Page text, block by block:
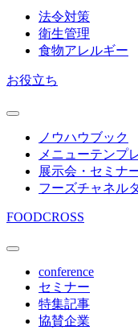
法令対策
衛生管理
食物アレルギー
お役立ち
ノウハウブック
メニューテンプ
展示会・セミナ
フーズチャネル
FOODCROSS
conference
セミナー
特集記事
協賛企業